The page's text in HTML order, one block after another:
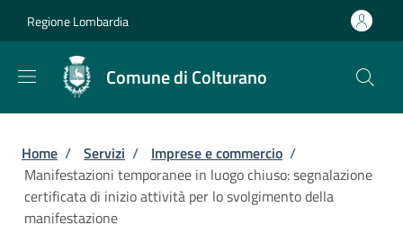
Regione Lombardia
Comune di Colturano
Briciole di pane
Home / Servizi / Imprese e commercio /
Manifestazioni temporanee in luogo chiuso: segnalazione
certificata di inizio attività per lo svolgimento della
manifestazione